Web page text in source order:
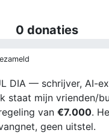
0 donaties
DIA — schrijver, AI-
staat mijn vrienden/
van €7.000.
geen uitstel.